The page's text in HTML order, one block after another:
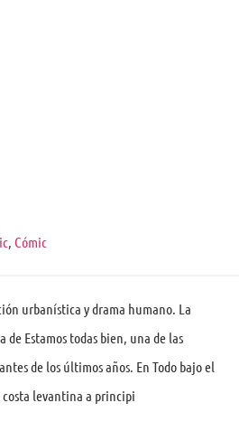
, Cómic
urbanística y drama humano. La
de Estamos todas bien, una de las
de los últimos años. En Todo bajo el
levantina a principi